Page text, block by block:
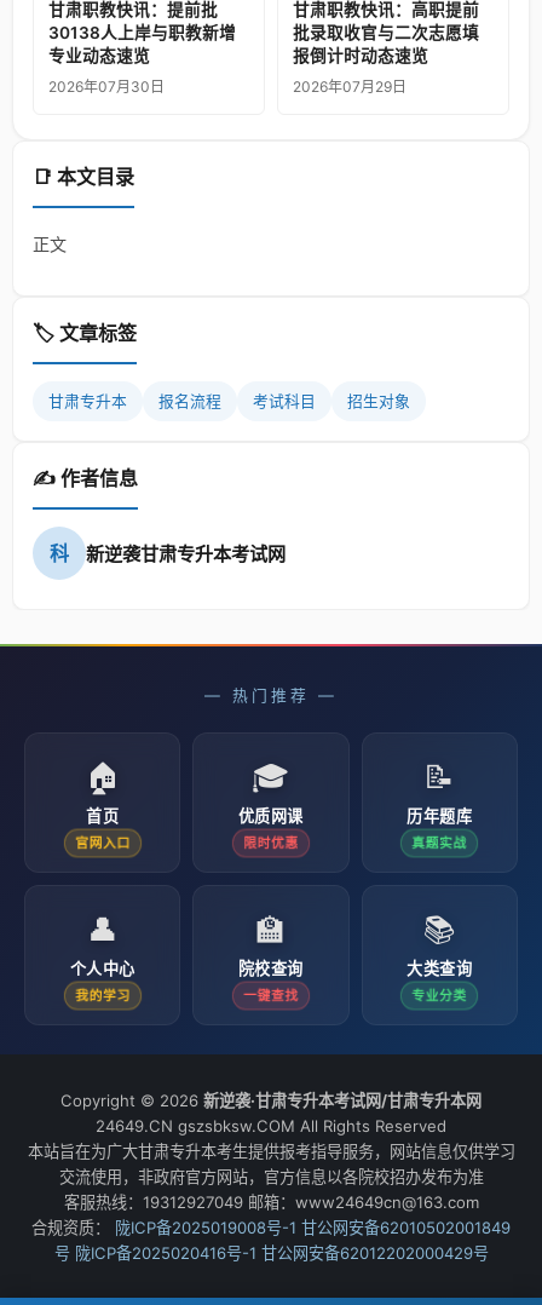
📑 本文目录
正文
🏷️ 文章标签
甘肃专升本 报名流程 考试科目 招生对象
✍️ 作者信息
科 新逆袭甘肃专升本考试网
甘肃职教快讯：提前批
30138人上岸与职教新增
专业动态速览
2026年07月30日
甘肃职教快讯：高职提前
批录取收官与二次志愿填
报倒计时动态速览
2026年07月29日
— 热门推荐 —
🏠
首页
官网入口
🎓
优质网课
限时优惠
📝
历年题库
真题实战
👤
个人中心
我的学习
🏫
院校查询
一键查找
📚
大类查询
专业分类
Copyright © 2026 新逆袭·甘肃专升本考试网/甘肃专升本网
24649.CN gszsbksw.COM All Rights Reserved
本站旨在为广大甘肃专升本考生提供报考指导服务，网站信息仅供学习
交流使用，非政府官方网站，官方信息以各院校招办发布为准
客服热线：19312927049 邮箱：www24649cn@163.com
合规资质：
陇ICP备2025019008号-1 甘公网安备62010502001849
号 陇ICP备2025020416号-1 甘公网安备62012202000429号